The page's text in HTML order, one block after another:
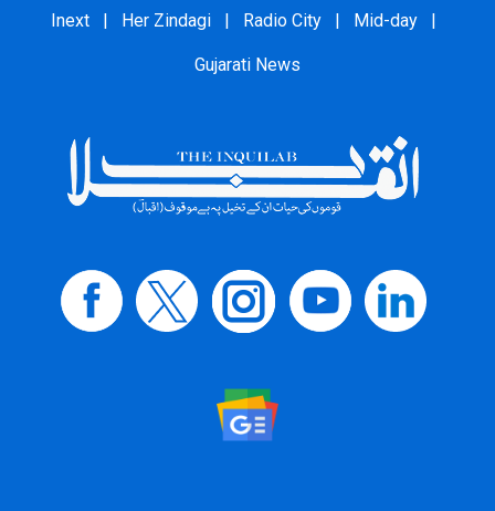
Inext | Her Zindagi | Radio City | Mid-day |
Gujarati News